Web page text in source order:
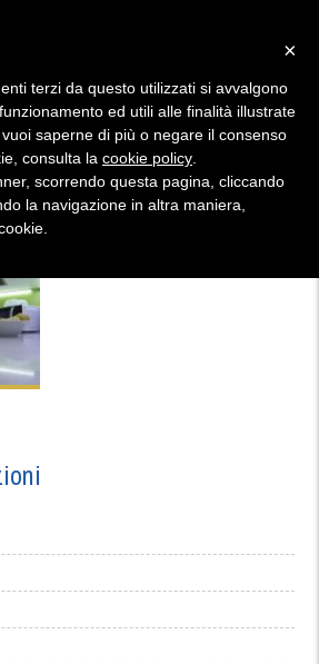
menu
START TIME.GO
×
terzi da questo utilizzati si avvalgono
ed utili alle finalità illustrate
saperne di più o negare il consenso
consulta la cookie policy
scorrendo questa pagina, cliccando
la navigazione in altra maniera,